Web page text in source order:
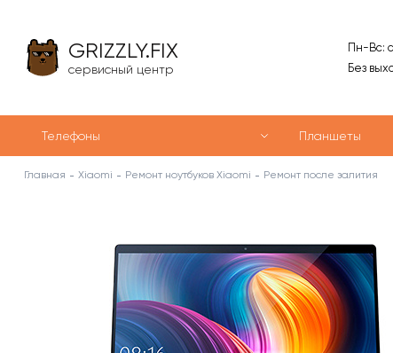
GRIZZLY.FIX
сервисный центр
Пн-Вс:
Без
Телефоны Планшеты
Главная Xiaomi Ремонт ноутбуков Xiaomi Ремонт после залития